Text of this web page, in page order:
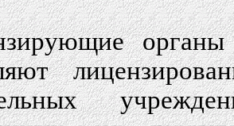
органы